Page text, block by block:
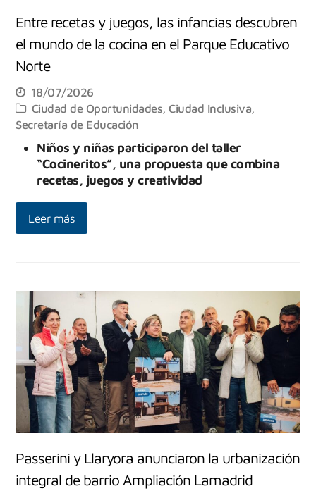
Entre recetas y juegos, las infancias descubren
el mundo de la cocina en el Parque Educativo
Norte
18/07/2026
Ciudad de Oportunidades,Ciudad Inclusiva,
Secretaría de Educación
Niños y niñas participaron del taller
“Cocineritos”, una propuesta que combina
recetas, juegos y creatividad
Leer más
Passerini y Llaryora anunciaron la urbanización
integral de barrio Ampliación Lamadrid